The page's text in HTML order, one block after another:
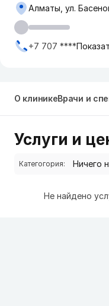
Алматы, ул.
+7 707 ****
О клиникеВрачи и
Услуги и
Категогория:
Не найдено